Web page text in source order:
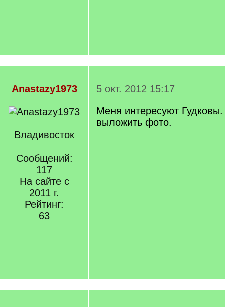
Anastazy1973
Владивосток
Сообщений:
117
На сайте с
2011 г.
Рейтинг:
63
5 окт. 2012 15:17
Меня интересуют
выложить фото.